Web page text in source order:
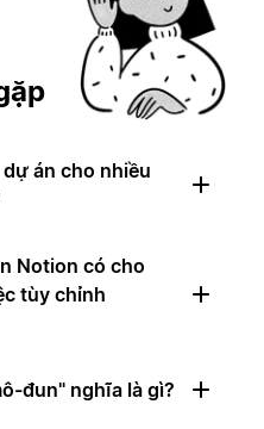
án cho nhiều
Notion có cho
tùy chỉnh
đun" nghĩa là gì?